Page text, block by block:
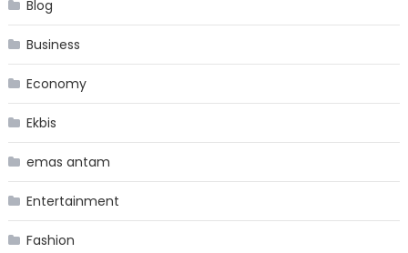
Blog
Business
Economy
Ekbis
emas antam
Entertainment
Fashion